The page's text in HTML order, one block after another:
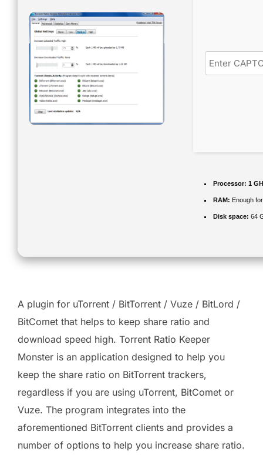
Processor: 1
RAM: Enough
Disk space: 64
A plugin for uTorrent / BitTorrent / Vuze / BitLord /
BitComet that helps to keep share ratio and
download speed high. Torrent Ratio Keeper
Monster is an application designed to help you
keep the share ratio on BitTorrent trackers,
regardless if you are using uTorrent, BitComet or
Vuze. The program integrates into the
aforementioned BitTorrent clients and provides a
number of options to help you increase share ratio.